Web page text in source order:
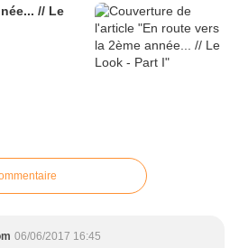
// Le
06/06/2017 16:45